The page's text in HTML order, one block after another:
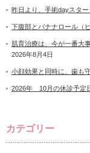
昨日より、手術dayスタ
下腹部とバナナロール（
肌育治療は、今が一番大
2026年8月4日
小顔効果と同時に、歯も
2026年 10月の休診予定
カテゴリー